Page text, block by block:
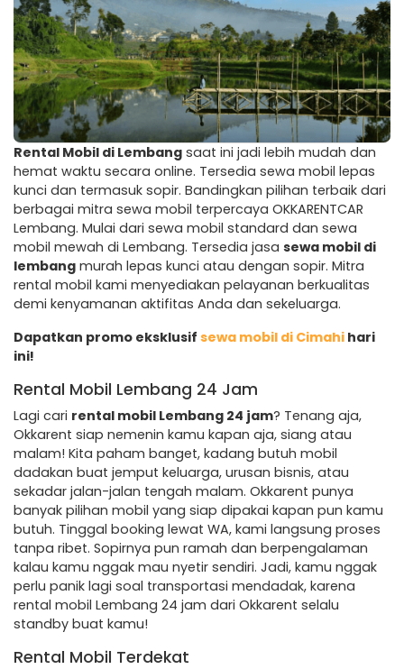
Rental Mobil di Lembang saat ini jadi lebih mudah dan
hemat waktu secara online. Tersedia sewa mobil lepas
kunci dan termasuk sopir. Bandingkan pilihan terbaik dari
berbagai mitra sewa mobil terpercaya OKKARENTCAR
Lembang. Mulai dari sewa mobil standard dan sewa
mobil mewah di Lembang. Tersedia jasa sewa mobil di
lembang murah lepas kunci atau dengan sopir. Mitra
rental mobil kami menyediakan pelayanan berkualitas
demi kenyamanan aktifitas Anda dan sekeluarga.
Dapatkan promo eksklusif sewa mobil di Cimahi hari
ini!
Rental Mobil Lembang 24 Jam
Lagi cari rental mobil Lembang 24 jam? Tenang aja,
Okkarent siap nemenin kamu kapan aja, siang atau
malam! Kita paham banget, kadang butuh mobil
dadakan buat jemput keluarga, urusan bisnis, atau
sekadar jalan-jalan tengah malam. Okkarent punya
banyak pilihan mobil yang siap dipakai kapan pun kamu
butuh. Tinggal booking lewat WA, kami langsung proses
tanpa ribet. Sopirnya pun ramah dan berpengalaman
kalau kamu nggak mau nyetir sendiri. Jadi, kamu nggak
perlu panik lagi soal transportasi mendadak, karena
rental mobil Lembang 24 jam dari Okkarent selalu
standby buat kamu!
Rental Mobil Terdekat